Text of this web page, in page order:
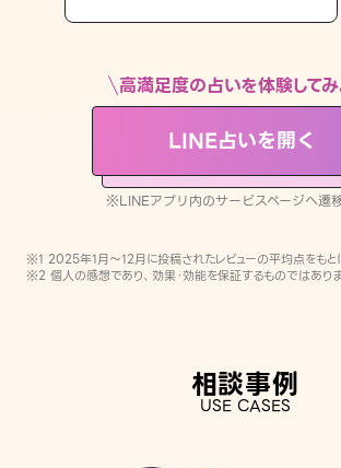
LINE占いを開く
※LINEアプリ内のサービスページへ遷移します
高満足度の占いを体験して
LINE占いを開く
※LINEアプリ内のサービスページへ遷
※1 2025年1月〜12月に投稿されたレビューの平均点をもと
※2 個人の感想であり、効果・効能を保証するものではあり
相談事例
USE CASES